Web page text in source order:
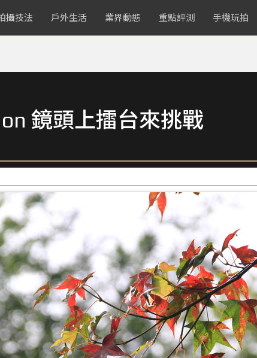
攝技法 戶外生活 業界動態 重點評測 手機玩拍
鏡頭上擂台來挑戰